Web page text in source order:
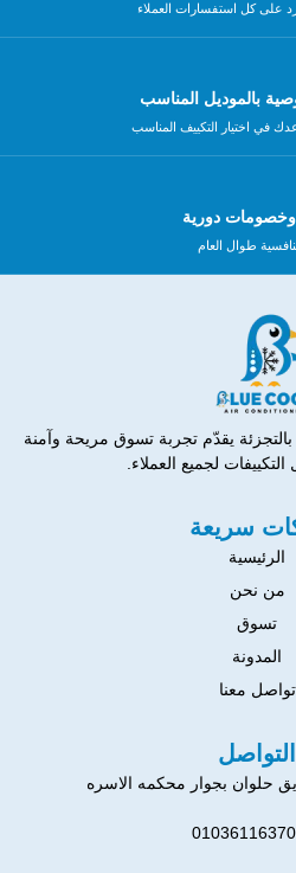
على كل استفسارات العملاء
بالموديل المناسب
في اختيار التكييف المناسب
دورية
طوال العام
يقدّم تجربة تسوق مريحة وآمنة
لجميع العملاء.
سريعة
الرئيسية
من نحن
تسوق
المدونة
تواصل معنا
التواصل
01036116370